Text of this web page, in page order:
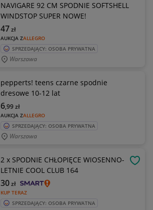
NAVIGARE 92 CM SPODNIE SOFTSHELL
WINDSTOP SUPER NOWE!
AUKCJA ZALLEGRO
47zł
SPRZEDAJĄCY: OSOBA PRYWATNA
Warszawa
pepperts! teens czarne spodnie
dresowe 10-12 lat
AUKCJA ZALLEGRO
6,99zł
SPRZEDAJĄCY: OSOBA PRYWATNA
Warszawa
2 x SPODNIE CHŁOPIĘCE WIOSENNO-
LETNIE COOL CLUB 164
KUP TERAZ
30zł
SPRZEDAJĄCY: OSOBA PRYWATNA